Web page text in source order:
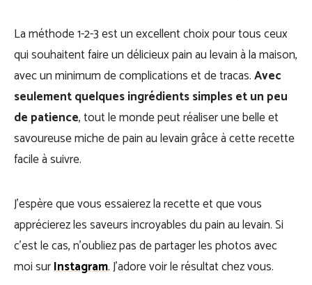
La méthode 1-2-3 est un excellent choix pour tous ceux
qui souhaitent faire un délicieux pain au levain à la maison,
avec un minimum de complications et de tracas.Avec
seulement quelques ingrédients simples et un peu
de patience, tout le monde peut réaliser une belle et
savoureuse miche de pain au levain grâce à cette recette
facile à suivre.
J’espère que vous essaierez la recette et que vous
apprécierez les saveurs incroyables du pain au levain. Si
c’est le cas, n’oubliez pas de partager les photos avec
moi surInstagram. J’adore voir le résultat chez vous.